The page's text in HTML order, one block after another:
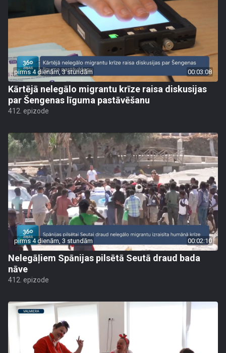
pirms 4 dienām, 3 stundām 00:03:08
Kārtējā nelegālo migrantu krīze raisa diskusijas
par Šengenas līguma pastāvēšanu
412. epizode
pirms 4 dienām, 3 stundām 00:02:10
Nelegāļiem Spānijas pilsētā Seutā draud bada
nāve
412. epizode